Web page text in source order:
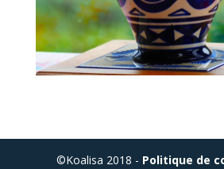
©Koalisa 2018 - Politique de